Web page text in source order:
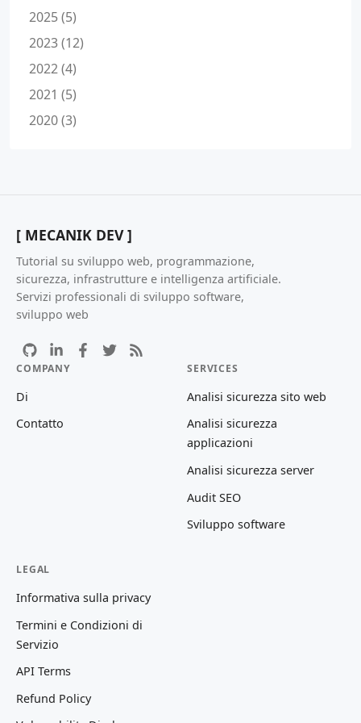
2025 (5)
2023 (12)
2022 (4)
2021 (5)
2020 (3)
[ MECANIK DEV ]
Tutorial su sviluppo web, programmazione,
sicurezza, infrastrutture e intelligenza artificiale.
Servizi professionali di sviluppo software,
sviluppo web
COMPANY
Di
Contatto
SERVICES
Analisi sicurezza sito web
Analisi sicurezza
applicazioni
Analisi sicurezza server
Audit SEO
Sviluppo software
LEGAL
Informativa sulla privacy
Termini e Condizioni di
Servizio
API Terms
Refund Policy